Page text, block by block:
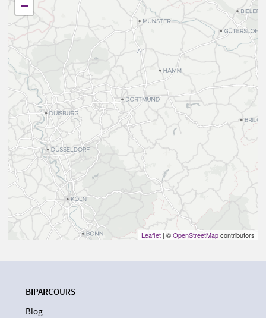
−
Leaflet | ©OpenStreetMapcontributors
BIPARCOURS
Blog